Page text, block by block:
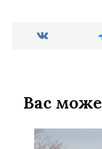
Вас